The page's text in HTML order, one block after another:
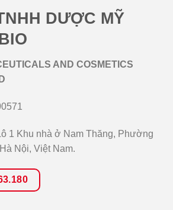
DƯỢC MỸ
AND COSMETICS
1 Khu nhà ở Nam Thăng, Phường
Nội, Việt Nam.